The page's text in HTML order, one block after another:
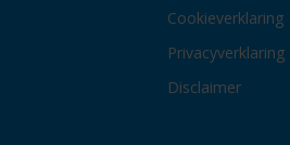
Cookieverklaring
Privacyverklaring
Disclaimer